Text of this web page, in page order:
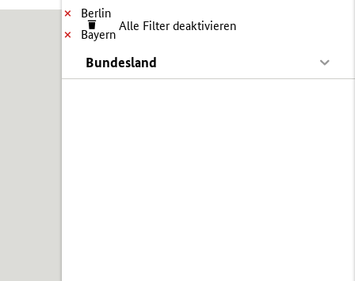
Berlin
Bayern
Alle Filter deaktivieren
Bundesland